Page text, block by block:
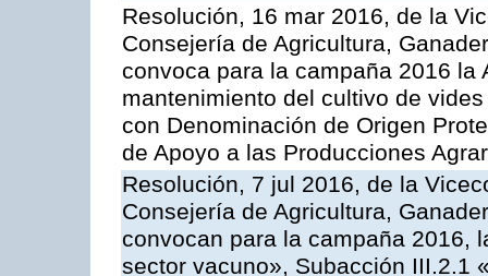
Resolución, 16 mar 2016, de la
Consejería de Agricultura,
convoca para la campaña 2016 la
mantenimiento del cultivo de
con Denominación de Origen
de Apoyo a las Producciones
Resolución, 7 jul 2016, de la
Consejería de Agricultura,
convocan para la campaña 2016,
sector vacuno», Subacción III.2.1